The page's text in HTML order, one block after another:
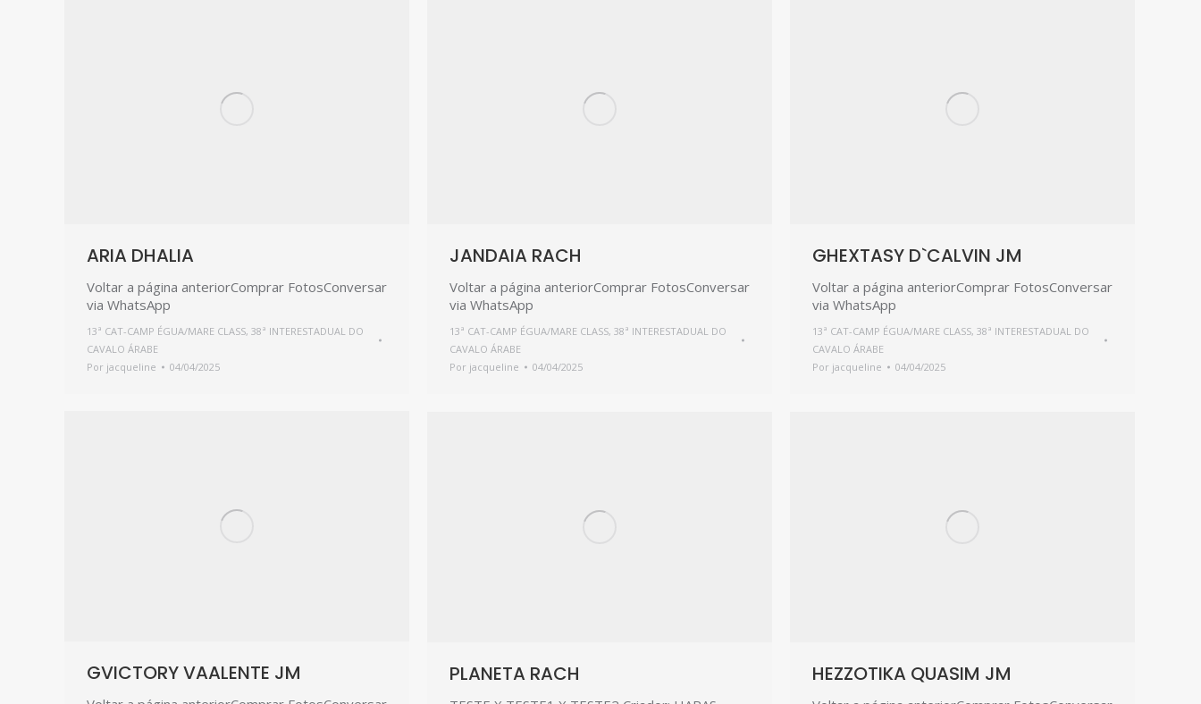
ARIA DHALIA
Voltar a página anteriorComprar FotosConversar
via WhatsApp
13ª CAT-CAMP ÉGUA/MARE CLASS, 38ª INTERESTADUAL DO
CAVALO ÁRABE
Por jacqueline 04/04/2025
JANDAIA RACH
Voltar a página anteriorComprar FotosConversar
via WhatsApp
13ª CAT-CAMP ÉGUA/MARE CLASS, 38ª INTERESTADUAL DO
CAVALO ÁRABE
Por jacqueline 04/04/2025
GHEXTASY D`CALVIN JM
Voltar a página anteriorComprar FotosConversar
via WhatsApp
13ª CAT-CAMP ÉGUA/MARE CLASS, 38ª INTERESTADUAL DO
CAVALO ÁRABE
Por jacqueline 04/04/2025
GVICTORY VAALENTE JM PLANETA RACH HEZZOTIKA QUASIM JM